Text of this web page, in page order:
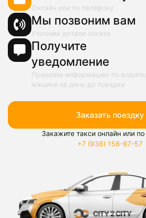
Онлайн или по телефону
Мы позвоним вам
Уточним детали заказа
Получите
уведомление
Пришлем информацию по
машине за день до поездки
Заказать поездку
Закажите такси онлайн или
+7 (938) 156-87-57